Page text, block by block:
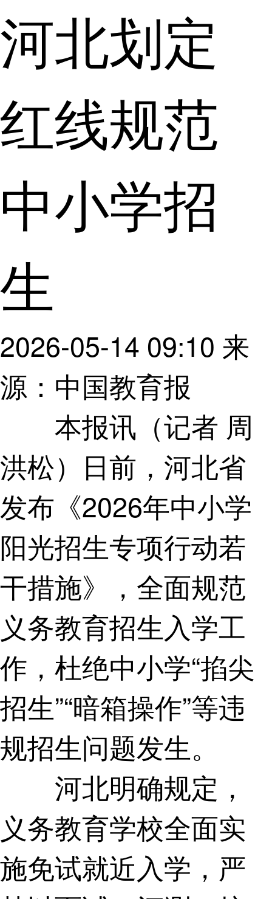
河北划定
红线规范
中小学招
生
2026-05-14 09:10 来
源：中国教育报
本报讯（记者 周
洪松）日前，河北省
发布《2026年中小学
阳光招生专项行动若
干措施》，全面规范
义务教育招生入学工
作，杜绝中小学“掐尖
招生”“暗箱操作”等违
规招生问题发生。
河北明确规定，
义务教育学校全面实
施免试就近入学，严